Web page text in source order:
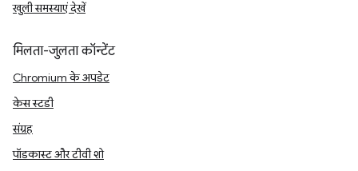
खुली समस्याएं देखें
मिलता-जुलता कॉन्टेंट
Chromium के अपडेट
केस स्टडी
संग्रह
पॉडकास्ट और टीवी शो